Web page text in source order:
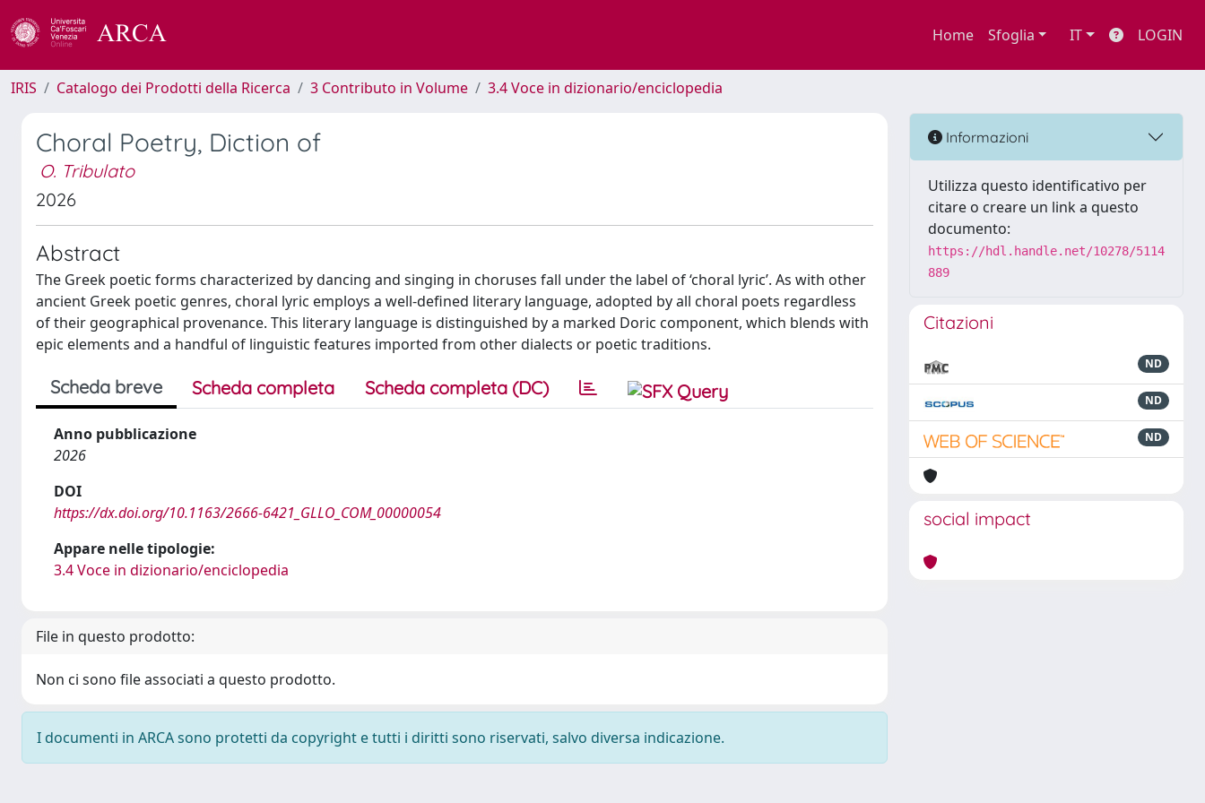
Home Sfoglia IT LOGIN
IRIS Catalogo dei Prodotti della Ricerca 3 Contributo in Volume 3.4 Voce in dizionario/enciclopedia
Choral Poetry, Diction of
O. Tribulato
2026
Abstract
The Greek poetic forms characterized by dancing and singing in choruses fall under the label of ‘choral lyric’. As with other
ancient Greek poetic genres, choral lyric employs a well-defined literary language, adopted by all choral poets regardless
of their geographical provenance. This literary language is distinguished by a marked Doric component, which blends with
epic elements and a handful of linguistic features imported from other dialects or poetic traditions.
Scheda breve Scheda completa Scheda completa (DC)
Anno pubblicazione
2026
DOI
https://dx.doi.org/10.1163/2666-6421_GLLO_COM_00000054
Appare nelle tipologie:
3.4 Voce in dizionario/enciclopedia
File in questo prodotto:
Non ci sono file associati a questo prodotto.
I documenti in ARCA sono protetti da copyright e tutti i diritti sono riservati, salvo diversa indicazione.
Informazioni
Utilizza questo identificativo per
citare o creare un link a questo
documento:
https://hdl.handle.net/10278/5114
889
Citazioni
ND
ND
ND
social impact